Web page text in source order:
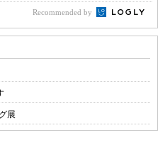
Recommended by
展